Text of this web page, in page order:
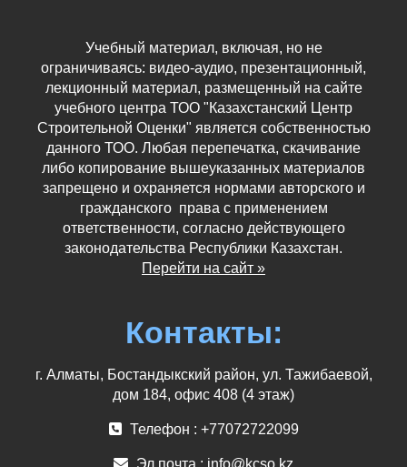
Учебный материал, включая, но не
ограничиваясь: видео-аудио, презентационный,
лекционный материал, размещенный на сайте
учебного центра ТОО "Казахстанский Центр
Строительной Оценки" является собственностью
данного ТОО. Любая перепечатка, скачивание
либо копирование вышеуказанных материалов
запрещено и охраняется нормами авторского и
гражданского права с применением
ответственности, согласно действующего
законодательства Республики Казахстан.
Перейти на сайт »
Контакты:
г. Алматы, Бостандыкский район, ул. Тажибаевой,
дом 184, офис 408 (4 этаж)
Телефон : +77072722099
Эл.почта : info@kcso.kz